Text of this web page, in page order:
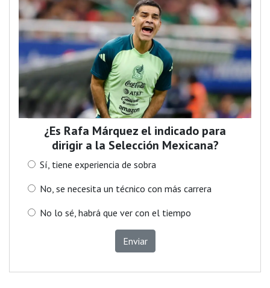
¿Es Rafa Márquez el indicado para
dirigir a la Selección Mexicana?
Sí, tiene experiencia de sobra
No, se necesita un técnico con más carrera
No lo sé, habrá que ver con el tiempo
Enviar